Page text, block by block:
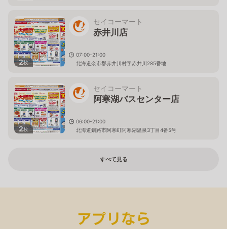
2枚
セイコーマート
赤井川店
07:00-21:00
北海道余市郡赤井川村字赤井川285番地
2枚
セイコーマート
阿寒湖バスセンター店
06:00-21:00
北海道釧路市阿寒町阿寒湖温泉3丁目4番5号
すべて見る